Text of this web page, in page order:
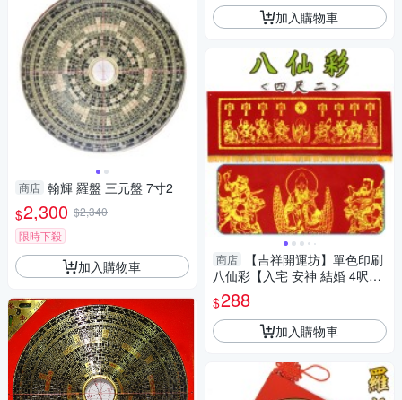
商店 翰輝 羅盤 三元盤 7寸2
$2,300 $2,340
限時下殺
加入購物車
加入購物車
商店
【吉祥開運坊】單色印刷
八仙彩【入宅 安神 結婚 4呎2
八仙彩 單色印刷八仙彩 】淨化
$288
加入購物車